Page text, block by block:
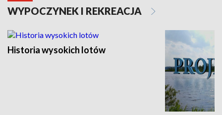
WYPOCZYNEK I REKREACJA
Historia wysokich lotów